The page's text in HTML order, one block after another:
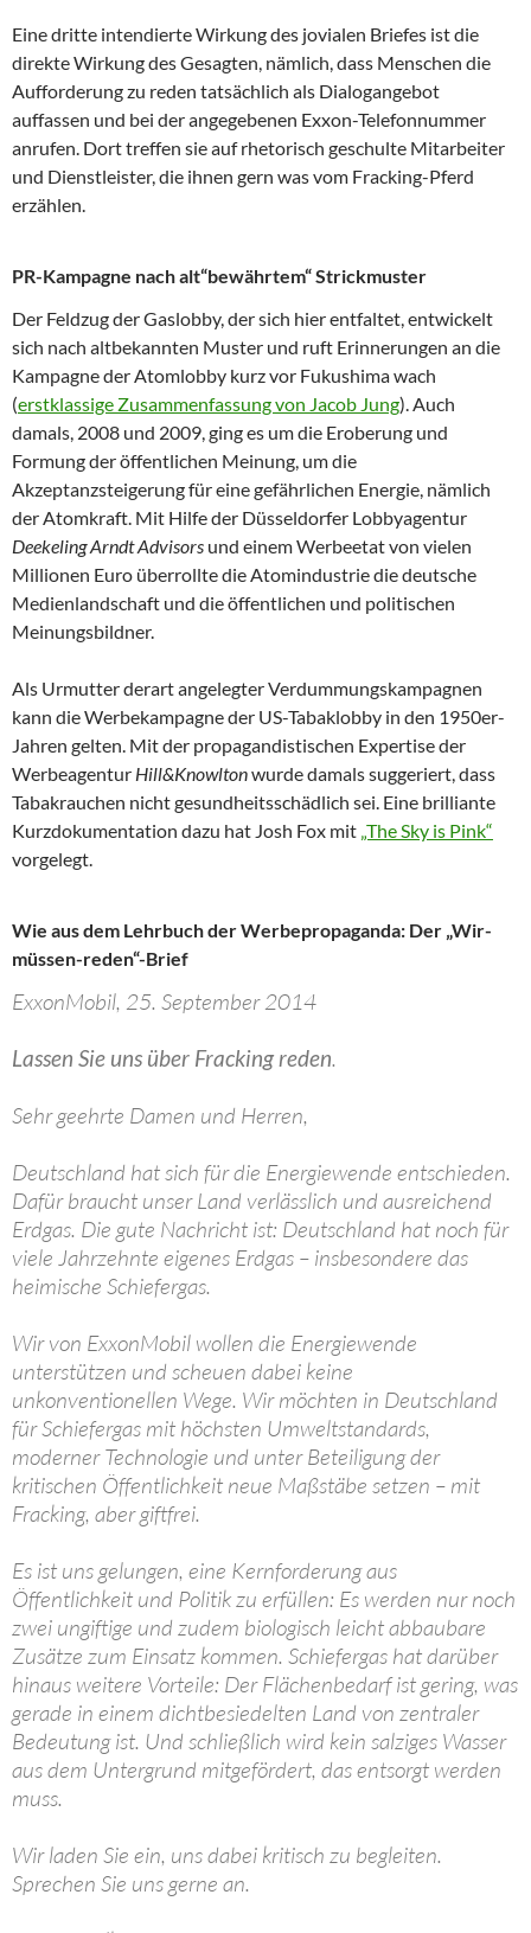
Eine dritte intendierte Wirkung des jovialen Briefes ist die
direkte Wirkung des Gesagten, nämlich, dass Menschen die
Aufforderung zu reden tatsächlich als Dialogangebot
auffassen und bei der angegebenen Exxon-Telefonnummer
anrufen. Dort treffen sie auf rhetorisch geschulte Mitarbeiter
und Dienstleister, die ihnen gern was vom Fracking-Pferd
erzählen.
PR-Kampagne nach alt“bewährtem“ Strickmuster
Der Feldzug der Gaslobby, der sich hier entfaltet, entwickelt
sich nach altbekannten Muster und ruft Erinnerungen an die
Kampagne der Atomlobby kurz vor Fukushima wach
(erstklassige Zusammenfassung von Jacob Jung). Auch
damals, 2008 und 2009, ging es um die Eroberung und
Formung der öffentlichen Meinung, um die
Akzeptanzsteigerung für eine gefährlichen Energie, nämlich
der Atomkraft. Mit Hilfe der Düsseldorfer Lobbyagentur
Deekeling Arndt Advisors und einem Werbeetat von vielen
Millionen Euro überrollte die Atomindustrie die deutsche
Medienlandschaft und die öffentlichen und politischen
Meinungsbildner.
Als Urmutter derart angelegter Verdummungskampagnen
kann die Werbekampagne der US-Tabaklobby in den 1950er-
Jahren gelten. Mit der propagandistischen Expertise der
Werbeagentur Hill&Knowltonwurde damals suggeriert, dass
Tabakrauchen nicht gesundheitsschädlich sei. Eine brilliante
Kurzdokumentation dazu hat Josh Fox mit „The Sky is Pink“
vorgelegt.
Wie aus dem Lehrbuch der Werbepropaganda: Der „Wir-
müssen-reden“-Brief
ExxonMobil, 25. September 2014
Lassen Sie uns über Fracking reden.
Sehr geehrte Damen und Herren,
Deutschland hat sich für die Energiewende entschieden.
Dafür braucht unser Land verlässlich und ausreichend
Erdgas. Die gute Nachricht ist: Deutschland hat noch für
viele Jahrzehnte eigenes Erdgas – insbesondere das
heimische Schiefergas.
Wir von ExxonMobil wollen die Energiewende
unterstützen und scheuen dabei keine
unkonventionellen Wege. Wir möchten in Deutschland
für Schiefergas mit höchsten Umweltstandards,
moderner Technologie und unter Beteiligung der
kritischen Öffentlichkeit neue Maßstäbe setzen – mit
Fracking, aber giftfrei.
Es ist uns gelungen, eine Kernforderung aus
Öffentlichkeit und Politik zu erfüllen: Es werden nur noch
zwei ungiftige und zudem biologisch leicht abbaubare
Zusätze zum Einsatz kommen. Schiefergas hat darüber
hinaus weitere Vorteile: Der Flächenbedarf ist gering, was
gerade in einem dichtbesiedelten Land von zentraler
Bedeutung ist. Und schließlich wird kein salziges Wasser
aus dem Untergrund mitgefördert, das entsorgt werden
muss.
Wir laden Sie ein, uns dabei kritisch zu begleiten.
Sprechen Sie uns gerne an.